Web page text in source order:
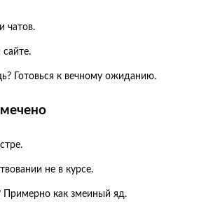
чатов.
сайте.
Готовься к вечному ожиданию.
не в курсе.
Примерно как змеиный яд.